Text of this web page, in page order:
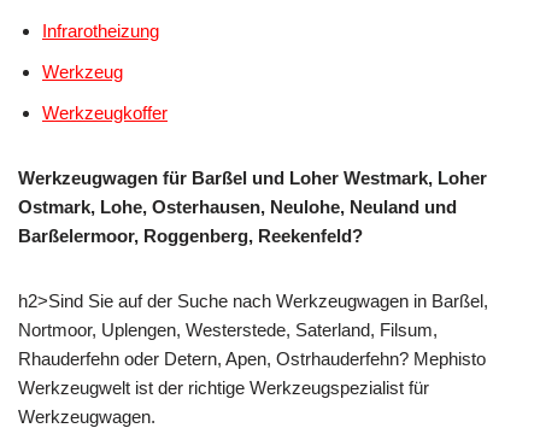
Infrarotheizung
Werkzeug
Werkzeugkoffer
Werkzeugwagen für Barßel und Loher Westmark, Loher
Ostmark, Lohe, Osterhausen, Neulohe, Neuland und
Barßelermoor, Roggenberg, Reekenfeld?
h2>Sind Sie auf der Suche nach Werkzeugwagen in Barßel,
Nortmoor, Uplengen, Westerstede, Saterland, Filsum,
Rhauderfehn oder Detern, Apen, Ostrhauderfehn? Mephisto
Werkzeugwelt ist der richtige Werkzeugspezialist für
Werkzeugwagen.